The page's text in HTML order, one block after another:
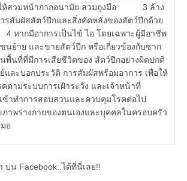
ให้สวมหน้ากากอนามัย สวมถุงมือ 3 ล้าง
รสัมผัสสัตว์ปีกและสิ่งคัดหลั่งของสัตว์ปีกด้วย
กมีอาการเป็นไข้ ไอ โดยเฉพาะผู้มีอาชีพ
นย้าย และขายสัตว์ปีก หรือเกี่ยวข้องกับซาก
พื้นที่ที่มีการเสียชีวิตของ สัตว์ปีกอย่างผิดปกติ
และบอกประวัติ การสัมผัสพร้อมอาการ เพื่อให้
ตามระบบการเฝ้าระวัง และเจ้าหน้าที่
ข้าทำการสอบสวนและควบคุมโรคต่อไป
าพร่างกายของตนเองและบุคคลในครอบครัว
อ
บน Facebook..ได้ที่นี่เลย!!